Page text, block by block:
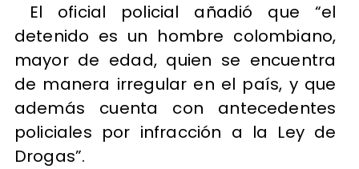
El oficial policial añadió que “el
detenido es un hombre colombiano,
mayor de edad, quien se encuentra
de manera irregular en el país, y que
además cuenta con antecedentes
policiales por infracción a la Ley de
Drogas”.